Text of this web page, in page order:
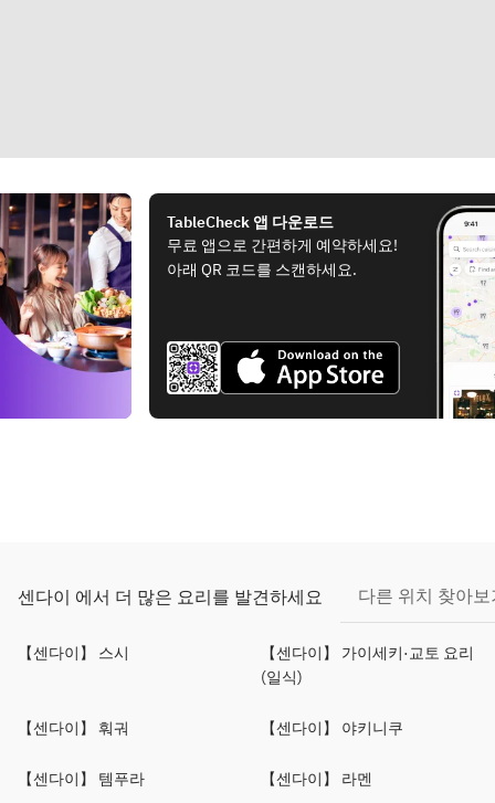
TableCheck 앱 다운로드
무료 앱으로 간편하게 예약하세요!
아래 QR 코드를 스캔하세요.
센다이 에서 더 많은 요리를 발견하세요 다른 위치 찾아보
【센다이】 스시
【센다이】 가이세키·교토 요리
(일식)
【센다이】 훠궈 【센다이】 야키니쿠
【센다이】 템푸라 【센다이】 라멘